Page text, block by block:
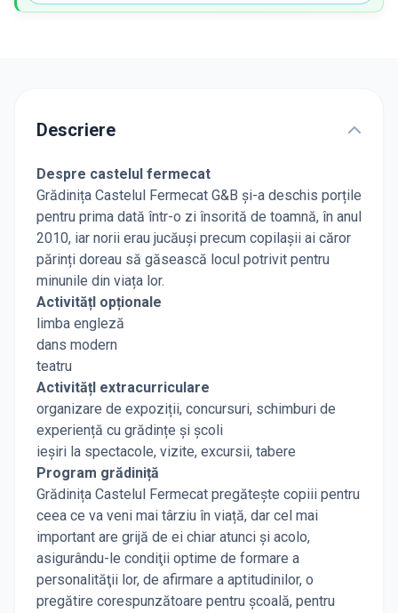
Descriere
Despre castelul fermecat
Grădinița Castelul Fermecat G&B și-a deschis porțile
pentru prima dată într-o zi însorită de toamnă, în anul
2010, iar norii erau jucăuși precum copilașii ai căror
părinți doreau să găsească locul potrivit pentru
minunile din viața lor.
ActivitățI opționale
limba engleză
dans modern
teatru
ActivitățI extracurriculare
organizare de expoziții, concursuri, schimburi de
experiență cu grădințe și școli
ieșiri la spectacole, vizite, excursii, tabere
Program grădiniță
Grădinița Castelul Fermecat pregătește copiii pentru
ceea ce va veni mai târziu în viață, dar cel mai
important are grijă de ei chiar atunci și acolo,
asigurându-le condiţii optime de formare a
personalităţii lor, de afirmare a aptitudinilor, o
pregătire corespunzătoare pentru şcoală, pentru